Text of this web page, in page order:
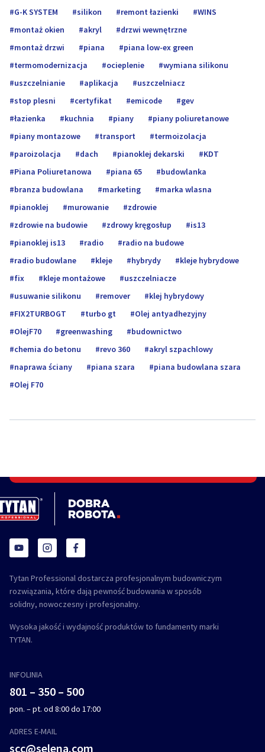
G-K SYSTEM
silikon remont łazienki
WINS
montaż okien
akryl
drzwi wewnętrzne
montaż drzwi
piana
piana low-ex green
termomodernizacja
ocieplenie
wymiana silikonu
uszczelnianie
aplikacja
uszczelniacz
stop plesni
certyfikat emicode
gev
łazienka
kuchnia piany
piany poliuretanowe
piany montazowe
transport
termoizolacja
paroizolacja
dach pianoklej dekarski
KDT
Piana Poliuretanowa
piana 65
budowlanka
branza budowlana
marketing
marka wlasna
pianoklej
murowanie
zdrowie
zdrowie na budowie
zdrowy kręgosłup
is13
pianoklej is13
radio
radio na budowe
radio budowlane
kleje hybrydy
kleje hybrydowe
fix
kleje montażowe
uszczelniacze
usuwanie silikonu
remover
klej hybrydowy
FIX2TURBOGT
turbo gt
Olej antyadhezyjny
OlejF70
greenwashing
budownictwo
chemia do betonu
revo 360
akryl szpachlowy
naprawa ściany
piana szara
piana budowlana szara
Olej F70
Tytan Professional dostarcza profesjonalnym budowniczym
rozwiązania, które dają pewność budowania w sposób
solidny, nowoczesny i profesjonalny.
Wysoka jakość i wydajność produktów to fundamenty marki
TYTAN.
INFOLINIA
801 – 350 – 500
pon. – pt. od 8:00 do 17:00
ADRES E-MAIL
scc@selena.com